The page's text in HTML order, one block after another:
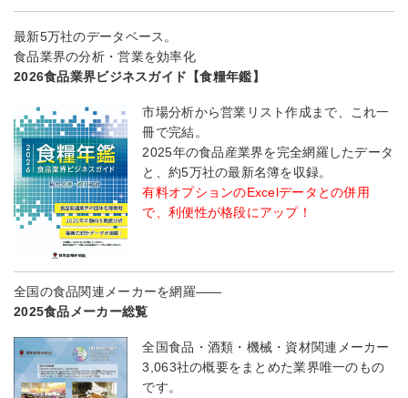
最新5万社のデータベース。
食品業界の分析・営業を効率化
2026食品業界ビジネスガイド【食糧年鑑】
市場分析から営業リスト作成まで、これ一
冊で完結。
2025年の食品産業界を完全網羅したデータ
と、約5万社の最新名簿を収録。
有料オプションのExcelデータとの併用
で、利便性が格段にアップ！
全国の食品関連メーカーを網羅――
2025食品メーカー総覧
全国食品・酒類・機械・資材関連メーカー
3,063社の概要をまとめた業界唯一のもの
です。